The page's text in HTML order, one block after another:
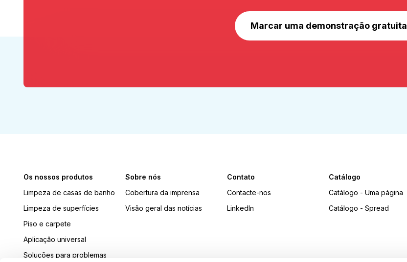
Marcar uma demonstração gratuita
Os nossos produtos
Limpeza de casas de banho
Limpeza de superfícies
Piso e carpete
Aplicação universal
Soluções para problemas
Sobre nós
Cobertura da imprensa
Visão geral das notícias
Contato
Contacte-nos
LinkedIn
Catálogo
Catálogo - Uma página
Catálogo - Spread